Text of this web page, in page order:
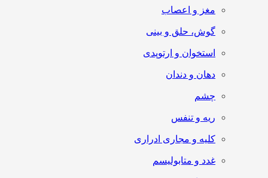
مغز و اعصاب
گوش، حلق و بینی
استخوان و ارتوپدی
دهان و دندان
چشم
ریه و تنفس
کلیه و مجاری ادراری
غدد و متابولیسم